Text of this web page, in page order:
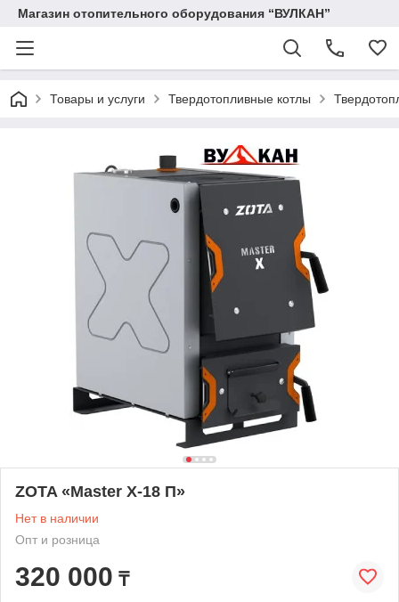
Магазин отопительного оборудования “ВУЛКАН”
Товары и услуги Твердотопливные котлы
ZOTA «Master X-18 П»
Нет в наличии
Опт и розница
320 000 ₸